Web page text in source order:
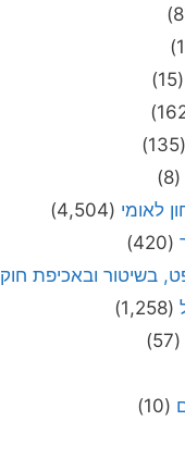
(15)
(135)
(8)
לאומי (4,504)
(420)
בשיטור ובאכיפת חוק
(1,258)
(57)
(10)